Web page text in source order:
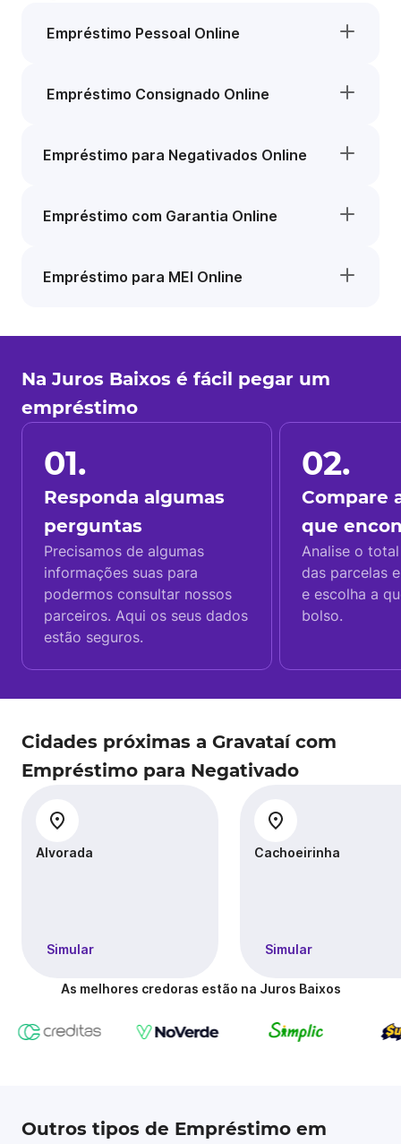
Empréstimo Pessoal Online
Empréstimo Consignado Online
Empréstimo para Negativados Online
Empréstimo com Garantia Online
Empréstimo para MEI Online
Na Juros Baixos é fácil pegar um
empréstimo
01.
Responda algumas
perguntas
Precisamos de algumas
informações suas para
podermos consultar nossos
parceiros. Aqui os seus dados
estão seguros.
02.
Compare
que
Analise o
das parcelas
e escolha a
bolso.
Cidades próximas a Gravataí com
Empréstimo para Negativado
Alvorada
Simular
Cachoeirinha
Simular
As melhores credoras estão na Juros Baixos
Outros tipos de Empréstimo em